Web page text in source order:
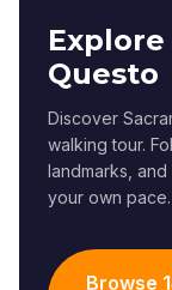
Questo
Discover
walking tour.
landmarks,
your own pace.
Browse